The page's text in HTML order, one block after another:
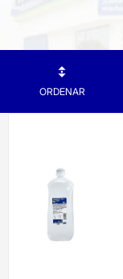
ORDENAR